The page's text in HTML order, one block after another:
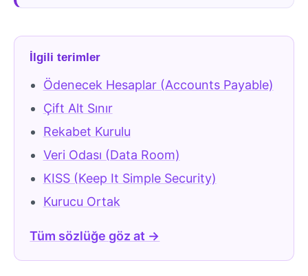
İlgili terimler
Ödenecek Hesaplar (Accounts Payable)
Çift Alt Sınır
Rekabet Kurulu
Veri Odası (Data Room)
KISS (Keep It Simple Security)
Kurucu Ortak
Tüm sözlüğe göz at →